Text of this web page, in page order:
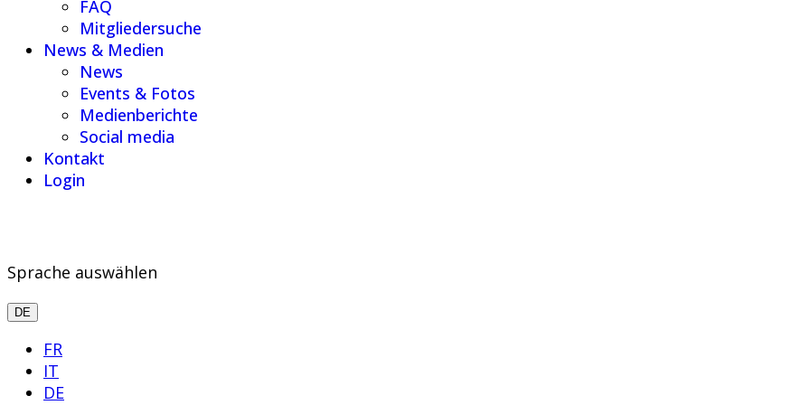
FAQ
Mitgliedersuche
News & Medien
News
Events & Fotos
Medienberichte
Social media
Kontakt
Login
Sprache auswählen
DE
FR
IT
DE